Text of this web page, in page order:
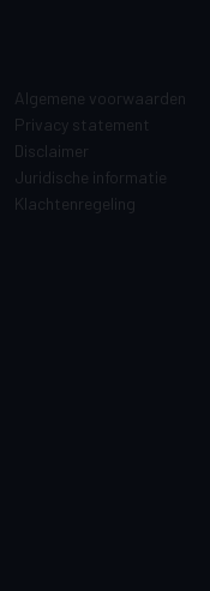
Algemene voorwaarden
Privacy statement
Disclaimer
Juridische informatie
Klachtenregeling